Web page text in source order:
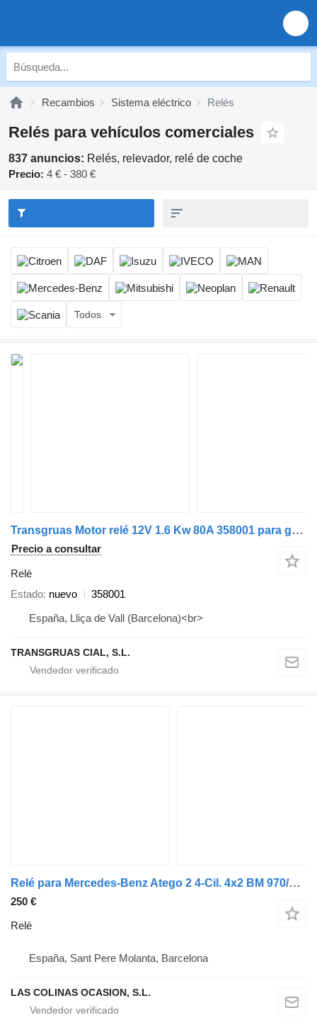
Recambios Sistema eléctrico Relés
Relés para vehículos comerciales
837 anuncios: Relés, relevador, relé de coche
Precio: 4 € - 380 €
Todos
Transgruas Motor relé 12V 1.6 Kw 80A 358001 para grúa autocargante
Precio a consultar
Relé
Estado nuevo
358001
España, Lliça de Vall (Barcelona)<br>
TRANSGRUAS CIAL, S.L.
Relé para Mercedes-Benz Atego 2 4-Cil. 4x2 BM 970/2/4/6 (2005->) camión
250 €
Relé
España, Sant Pere Molanta, Barcelona
LAS COLINAS OCASION, S.L.